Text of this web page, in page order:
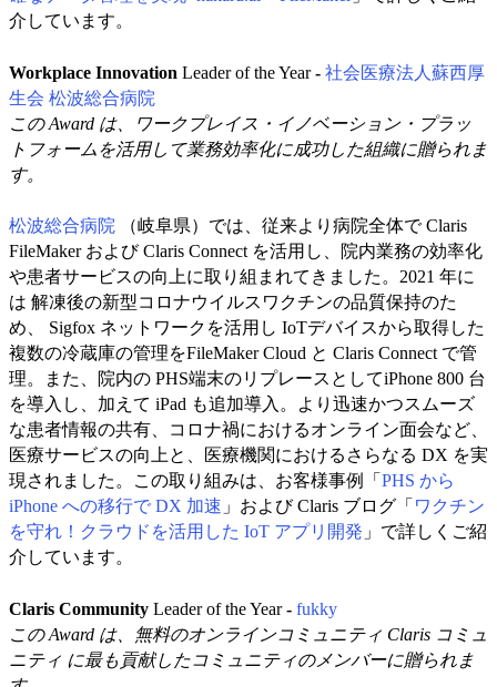
介しています。
Workplace Innovation Leader of the Year- 社会医療法人蘇西厚
生会 松波総合病院
この Award は、ワークプレイス・イノベーション・プラッ
トフォームを活用して業務効率化に成功した組織に贈られま
す。
松波総合病院 （岐阜県）では、従来より病院全体で Claris
FileMaker および Claris Connect を活用し、院内業務の効率化
や患者サービスの向上に取り組まれてきました。2021 年に
は 解凍後の新型コロナウイルスワクチンの品質保持のた
め、 Sigfox ネットワークを活用し IoTデバイスから取得した
複数の冷蔵庫の管理をFileMaker Cloud と Claris Connect で管
理。また、院内の PHS端末のリプレースとしてiPhone 800 台
を導入し、加えて iPad も追加導入。より迅速かつスムーズ
な患者情報の共有、コロナ禍におけるオンライン面会など、
医療サービスの向上と、医療機関におけるさらなる DX を実
現されました。この取り組みは、お客様事例「 PHS から
iPhone への移行で DX 加速 」および Claris ブログ「 ワクチン
を守れ！クラウドを活用した IoT アプリ開発 」で詳しくご紹
介しています。
Claris Community Leader of the Year- fukky
この Award は、無料のオンラインコミュニティ Claris コミュ
ニティ に最も貢献したコミュニティのメンバーに贈られま